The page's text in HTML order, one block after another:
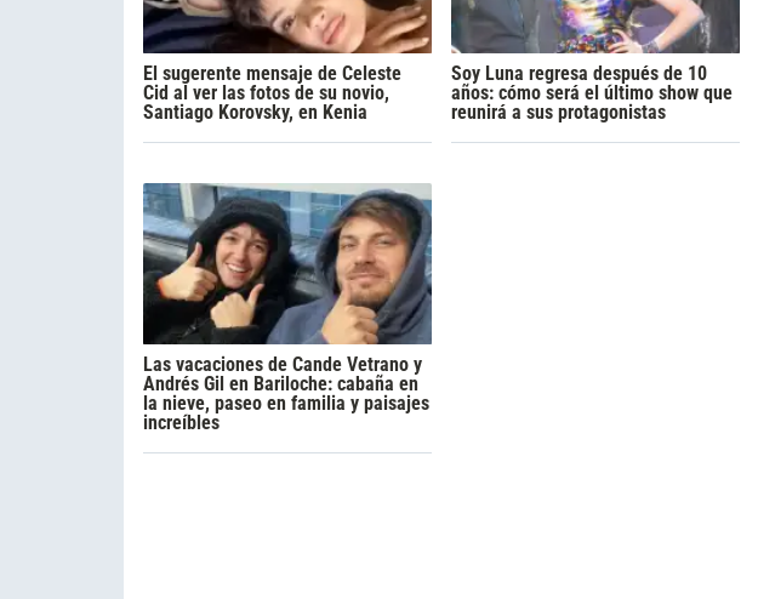
El sugerente mensaje de Celeste
Cid al ver las fotos de su novio,
Santiago Korovsky, en Kenia
Soy Luna regresa después de 10
años: cómo será el último show que
reunirá a sus protagonistas
Las vacaciones de Cande Vetrano y
Andrés Gil en Bariloche: cabaña en
la nieve, paseo en familia y paisajes
increíbles